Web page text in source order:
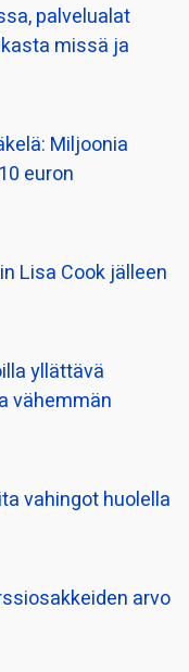
palvelualat
missä ja
Miljoonia
euron
Lisa Cook jälleen
yllättävä
vähemmän
vahingot huolella
arvo